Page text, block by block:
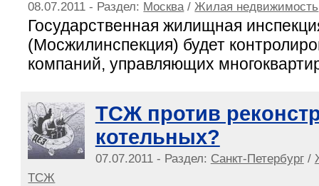
08.07.2011 - Раздел: Москва / Жилая недвижимость
Государственная жилищная
(Мосжилинспекция) будет
компаний, управляющих
ТСЖ против
котельных?
07.07.2011 - Раздел: Санкт-Петербург/
ТСЖ